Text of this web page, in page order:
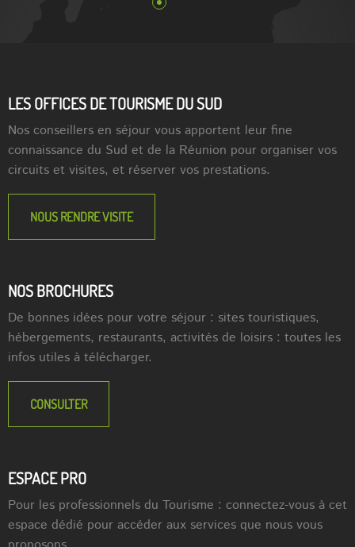
LES OFFICES DE TOURISME DU SUD
Nos conseillers en séjour vous apportent leur fine
connaissance du Sud et de la Réunion pour organiser vos
circuits et visites, et réserver vos prestations.
NOUS RENDRE VISITE
NOS BROCHURES
De bonnes idées pour votre séjour : sites touristiques,
hébergements, restaurants, activités de loisirs : toutes les
infos utiles à télécharger.
CONSULTER
ESPACE PRO
Pour les professionnels du Tourisme : connectez-vous à cet
espace dédié pour accéder aux services que nous vous